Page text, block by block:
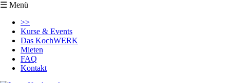
☰ Menü
überspringen
>>
Kurse & Events
Das KochWERK
Mieten
FAQ
Kontakt